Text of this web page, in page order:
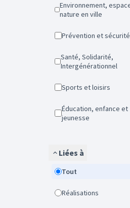
Environnement, espaces verts,
nature en ville
Prévention et sécurité
Santé, Solidarité,
Intergénérationnel
Sports et loisirs
Éducation, enfance et
jeunesse
Liées à
Tout
Réalisations